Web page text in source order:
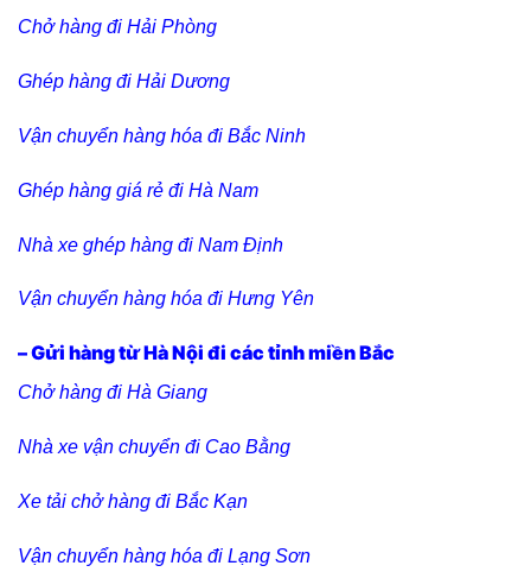
Chở hàng đi Hải Phòng
Ghép hàng đi Hải Dương
Vận chuyển hàng hóa đi Bắc Ninh
Ghép hàng giá rẻ đi Hà Nam
Nhà xe ghép hàng đi Nam Định
Vận chuyển hàng hóa đi Hưng Yên
– Gửi hàng từ Hà Nội đi các tỉnh miền Bắc
Chở hàng đi Hà Giang
Nhà xe vận chuyển đi Cao Bằng
Xe tải chở hàng đi Bắc Kạn
Vận chuyển hàng hóa đi Lạng Sơn